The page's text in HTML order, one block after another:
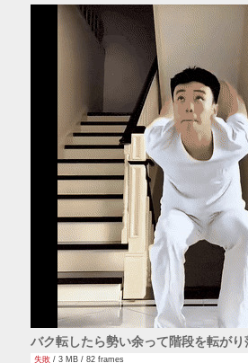
バク転したら勢い余って階段を転がり
失敗 / 3 MB / 82 frames